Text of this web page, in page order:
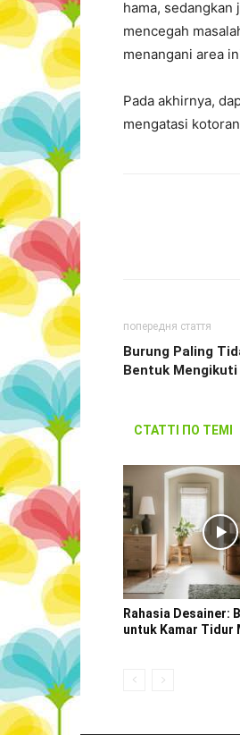
hama,
mencegah
menangani area
Pada akhirnya,
mengatasi
попередня стаття
Burung Paling
Bentuk Mengikuti
СТАТТІ ПО ТЕМІ
Rahasia Desainer:
untuk Kamar Tidur